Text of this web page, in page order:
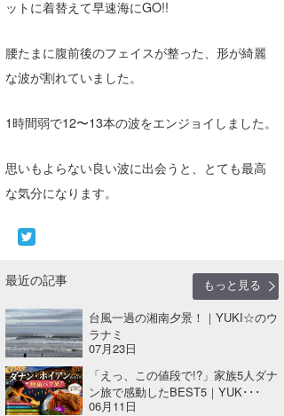
ットに着替えて早速海にGO!!
腰たまに腹前後のフェイスが整った、形が綺麗
な波が割れていました。
1時間弱で12〜13本の波をエンジョイしました。
思いもよらない良い波に出会うと、とても最高
な気分になります。
最近の記事
もっと見る
台風一過の湘南夕景！｜YUKI☆のウ
ラナミ
07月23日
「えっ、この値段で!?」家族5人ダナ
ン旅で感動したBEST5｜YUK･･･
06月11日